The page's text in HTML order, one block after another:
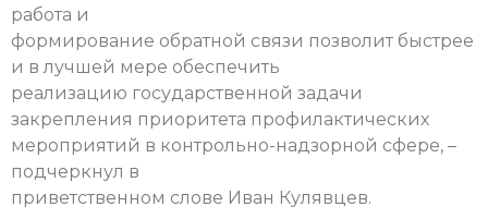
работа и
формирование обратной связи позволит быстрее
и в лучшей мере обеспечить
реализацию государственной задачи
закрепления приоритета профилактических
мероприятий в контрольно-надзорной сфере, –
подчеркнул в
приветственном слове Иван Кулявцев.